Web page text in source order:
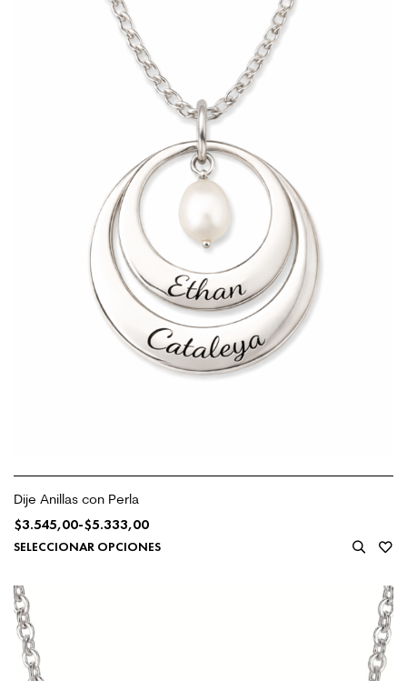
Dije Anillas con Perla
$3.545,00-$5.333,00
SELECCIONAR OPCIONES